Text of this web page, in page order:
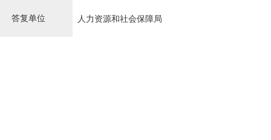
答复单位 人力资源和社会保障局